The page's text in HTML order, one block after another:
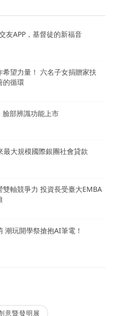
友APP，基督徒的新福音
望力量！ 六名子女捐贈家扶
的循環
部辨識功能上市
最大規模國際銀團社會貸款
軸競爭力 投資長受臺大EMBA
潮玩開學祭搶抱AI筆電！
意暨發明展